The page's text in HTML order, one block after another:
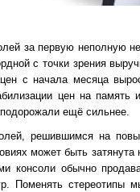
за первую неполную
с точки зрения
с начала месяца
цен на память
ещё сильнее.
решившимся на
может быть
консоли обычно
Поменять стереотипы